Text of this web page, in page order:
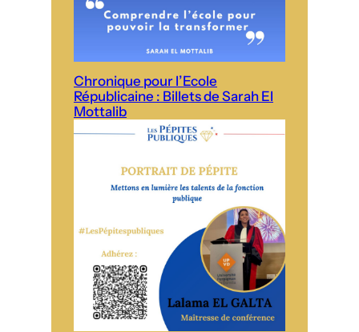
Chronique pour l’Ecole
Républicaine : Billets de Sarah El
Mottalib